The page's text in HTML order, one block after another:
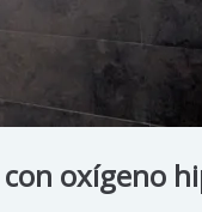
oxígeno